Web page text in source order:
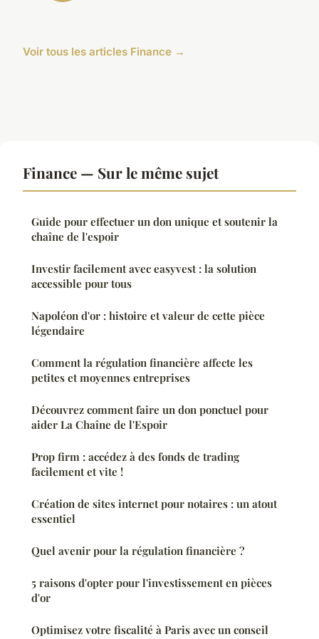
Voir tous les articles Finance →
Finance — Sur le même sujet
Guide pour effectuer un don unique et soutenir la
chaîne de l'espoir
Investir facilement avec easyvest : la solution
accessible pour tous
Napoléon d'or : histoire et valeur de cette pièce
légendaire
Comment la régulation financière affecte les
petites et moyennes entreprises
Découvrez comment faire un don ponctuel pour
aider La Chaîne de l'Espoir
Prop firm : accédez à des fonds de trading
facilement et vite !
Création de sites internet pour notaires : un atout
essentiel
Quel avenir pour la régulation financière ?
5 raisons d'opter pour l'investissement en pièces
d'or
Optimisez votre fiscalité à Paris avec un conseil